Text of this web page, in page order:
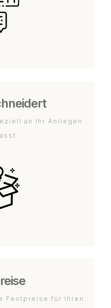
an Ihr Anliegen
Festpreise für Ihren